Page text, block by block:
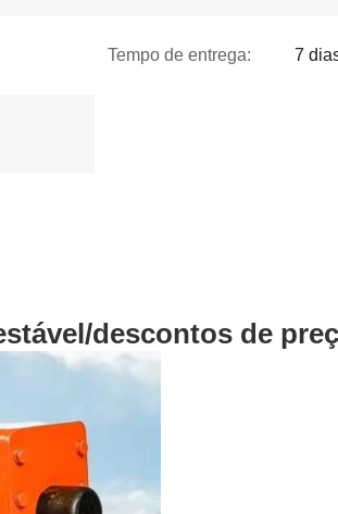
Tempo de entrega: 7
descontos de